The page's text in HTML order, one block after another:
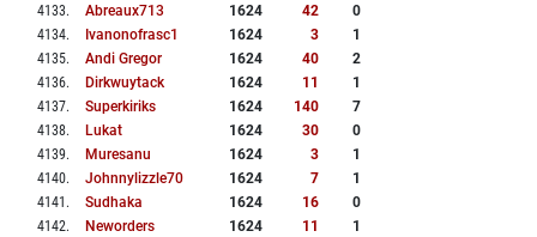
4133. Abreaux713 1624 42
0
4134. Ivanonofrasc1 1624 3
1
4135. Andi Gregor 1624 40
2
4136. Dirkwuytack 1624 11
1
4137. Superkiriks 1624 140
7
4138. Lukat 1624 30
0
4139. Muresanu 1624 3
1
4140. Johnnylizzle70 1624 7
1
4141 . Sudhaka 1624 16
0
4142. Neworders 1624 11
1